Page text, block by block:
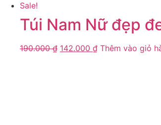
Sale!
Túi Nam Nữ đẹp
190.000₫ 142.000 ₫ Thêm vào giỏ